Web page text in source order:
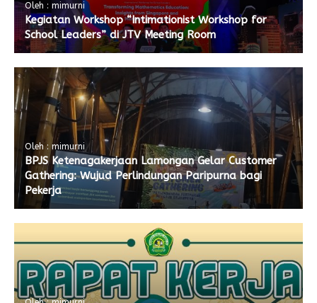
Oleh : mimurni
Kegiatan Workshop “Intimationist Workshop for
School Leaders” di JTV Meeting Room
Oleh : mimurni
BPJS Ketenagakerjaan Lamongan Gelar Customer
Gathering: Wujud Perlindungan Paripurna bagi
Pekerja